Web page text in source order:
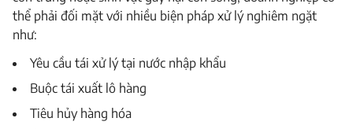
thể phải đối mặt với nhiều biện pháp xử lý nghiêm ngặt
như:
Yêu cầu tái xử lý tại nước nhập khẩu
Buộc tái xuất lô hàng
Tiêu hủy hàng hóa